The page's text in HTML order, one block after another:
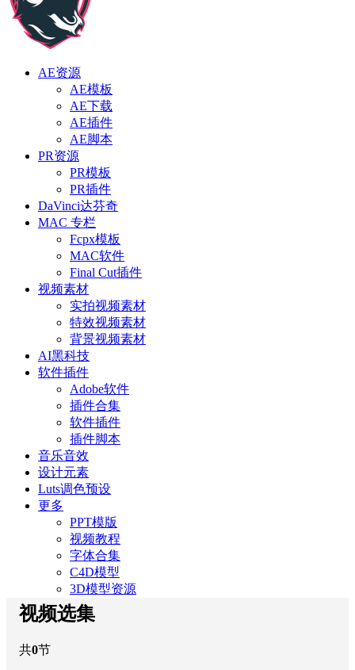
AE资源
AE模板
AE下载
AE插件
AE脚本
PR资源
PR模板
PR插件
DaVinci达芬奇
MAC 专栏
Fcpx模板
MAC软件
Final Cut插件
视频素材
实拍视频素材
特效视频素材
背景视频素材
AI黑科技
软件插件
Adobe软件
插件合集
软件插件
插件脚本
音乐音效
设计元素
Luts调色预设
更多
PPT模版
视频教程
字体合集
C4D模型
3D模型资源
视频选集
共0节